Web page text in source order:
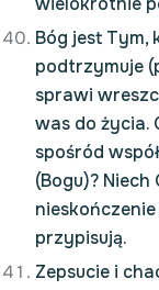
Bóg jest
podtrzymuje
sprawi
was do życia.
spośród
(Bogu)?
przypisują.
Zepsucie i